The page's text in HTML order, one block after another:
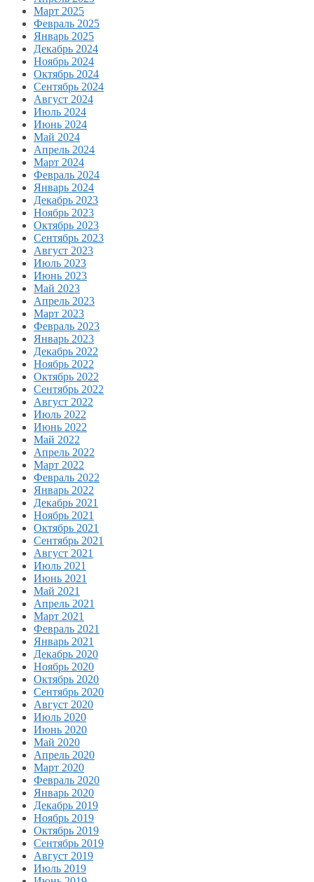
Март 2025
Февраль 2025
Январь 2025
Декабрь 2024
Ноябрь 2024
Октябрь 2024
Сентябрь 2024
Август 2024
Июль 2024
Июнь 2024
Май 2024
Апрель 2024
Март 2024
Февраль 2024
Январь 2024
Декабрь 2023
Ноябрь 2023
Октябрь 2023
Сентябрь 2023
Август 2023
Июль 2023
Июнь 2023
Май 2023
Апрель 2023
Март 2023
Февраль 2023
Январь 2023
Декабрь 2022
Ноябрь 2022
Октябрь 2022
Сентябрь 2022
Август 2022
Июль 2022
Июнь 2022
Май 2022
Апрель 2022
Март 2022
Февраль 2022
Январь 2022
Декабрь 2021
Ноябрь 2021
Октябрь 2021
Сентябрь 2021
Август 2021
Июль 2021
Июнь 2021
Май 2021
Апрель 2021
Март 2021
Февраль 2021
Январь 2021
Декабрь 2020
Ноябрь 2020
Октябрь 2020
Сентябрь 2020
Август 2020
Июль 2020
Июнь 2020
Май 2020
Апрель 2020
Март 2020
Февраль 2020
Январь 2020
Декабрь 2019
Ноябрь 2019
Октябрь 2019
Сентябрь 2019
Август 2019
Июль 2019